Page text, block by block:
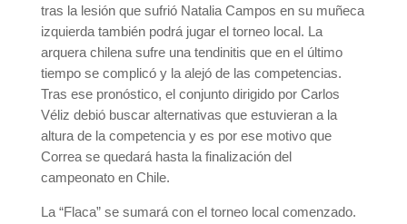
tras la lesión que sufrió Natalia Campos en su muñeca
izquierda también podrá jugar el torneo local. La
arquera chilena sufre una tendinitis que en el último
tiempo se complicó y la alejó de las competencias.
Tras ese pronóstico, el conjunto dirigido por Carlos
Véliz debió buscar alternativas que estuvieran a la
altura de la competencia y es por ese motivo que
Correa se quedará hasta la finalización del
campeonato en Chile.
La “Flaca” se sumará con el torneo local comenzado.